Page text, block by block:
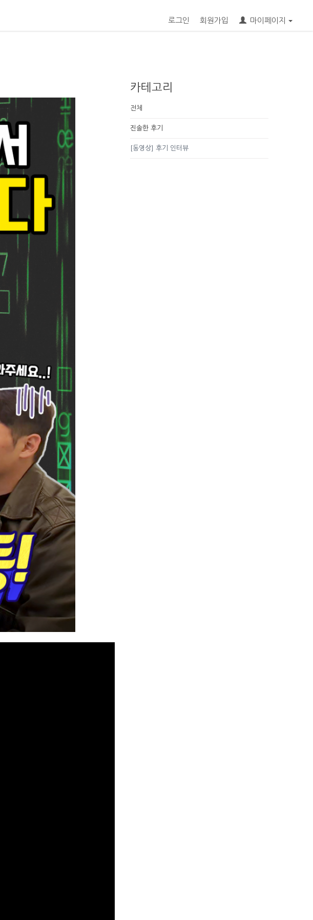
로그인 회원가입 마이페이지
카테고리
전체
진솔한 후기
[동영상] 후기 인터뷰